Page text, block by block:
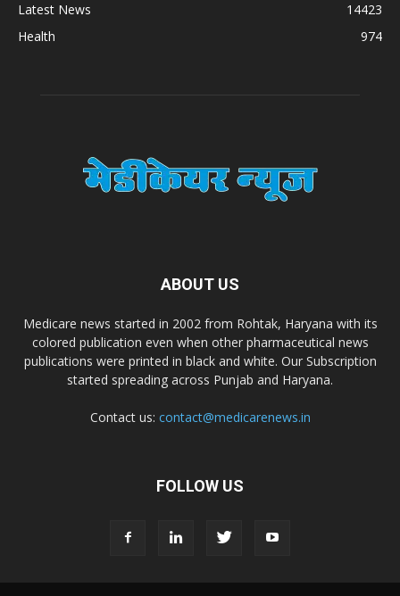
Latest News
14423
Health
974
ABOUT US
Medicare news started in 2002 from Rohtak, Haryana with its
colored publication even when other pharmaceutical news
publications were printed in black and white. Our Subscription
started spreading across Punjab and Haryana.
Contact us: contact@medicarenews.in
FOLLOW US